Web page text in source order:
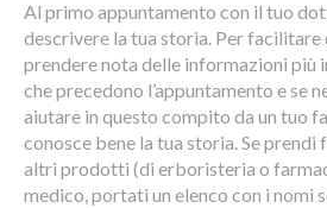
Al primo appuntamento con il tuo
descrivere la tua storia. Per
prendere nota delle informazioni più
che precedono l’appuntamento e se
aiutare in questo compito da un tuo
conosce bene la tua storia. Se
altri prodotti (di erboristeria o
medico, portati un elenco con i nomi